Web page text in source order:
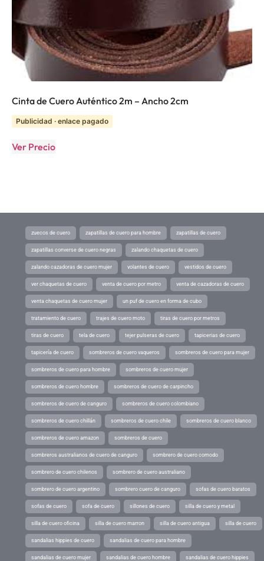
Cinta de Cuero Auténtico 2m – Ancho 2cm
Publicidad · enlace pagado
Ver Precio
zuecos de cuero zapatillas de cuero para hombre zapatillas de cuero
zapatillas converse de cuero negras zalando chaquetas de cuero
zalando cazadoras de cuero mujer volantes de cuero vestidos de cuero
ver chaquetas de cuero venta de cuero por metro venta de cazadoras de cuero
venta chaquetas de cuero mujer un puf de cuero en forma de cubo
tratamiento de cuero trajes de cuero moto tiras de cuero por metros
tiras de cuero tela de cuero tejer pulseras de cuero tapicerias de cuero
tapicería de cuero sombreros de cuero vaqueros sombreros de cuero para mujer
sombreros de cuero para hombre sombreros de cuero mujer
sombreros de cuero hombre sombreros de cuero de carpincho
sombreros de cuero de canguro sombreros de cuero colombiano
sombreros de cuero chillán sombreros de cuero chile sombreros de cuero blanco
sombreros de cuero amazon sombreros de cuero
sombreros australianos de cuero de canguro sombrero de cuero comodo
sombrero de cuero chilenos sombrero de cuero australiano
sombrero de cuero argentino sombrero cuero de canguro sofas de cuero baratos
sofas de cuero sofa de cuero sillones de cuero silla de cuero y metal
silla de cuero oficina silla de cuero marron silla de cuero antigua silla de cuero
sandalias hippies de cuero sandalias de cuero para hombre
sandalias de cuero mujer sandalias de cuero hombre sandalias de cuero hippies